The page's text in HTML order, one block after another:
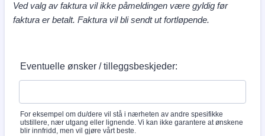
Ved valg av faktura vil ikke påmeldingen være gyldig før
faktura er betalt. Faktura vil bli sendt ut fortløpende.
Eventuelle ønsker / tilleggsbeskjeder:
For eksempel om du/dere vil stå i nærheten av andre spesifikke
utstillere, nær utgang eller lignende. Vi kan ikke garantere at ønskene
blir innfridd, men vil gjøre vårt beste.